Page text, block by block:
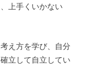
上手くいかない
え方を学び、自分
立して自立してい